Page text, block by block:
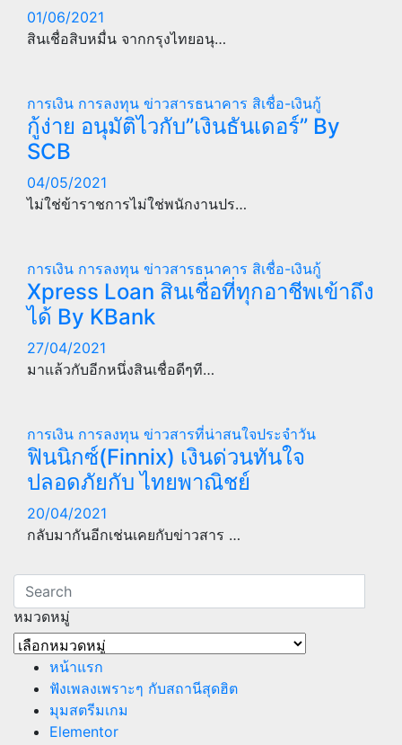
01/06/2021
สินเชื่อสิบหมื่น จากกรุงไทยอนุ…
การเงิน การลงทุน ข่าวสารธนาคาร สิเชื่อ-เงินกู้
กู้ง่าย อนุมัติไวกับ”เงินธันเดอร์” By
SCB
04/05/2021
ไม่ใช่ข้าราชการไม่ใช่พนักงานปร…
การเงิน การลงทุน ข่าวสารธนาคาร สิเชื่อ-เงินกู้
Xpress Loan สินเชื่อที่ทุกอาชีพเข้าถึง
ได้ By KBank
27/04/2021
มาแล้วกับอีกหนึ่งสินเชื่อดีๆที…
การเงิน การลงทุน ข่าวสารที่น่าสนใจประจำวัน
ฟินนิกซ์(Finnix) เงินด่วนทันใจ
ปลอดภัยกับ ไทยพาณิชย์
20/04/2021
กลับมากันอีกเช่นเคยกับข่าวสาร …
หมวดหมู่
หมวด
หน้าแรก
ฟังเพลงเพราะๆ กับสถานีสุดฮิต
มุมสตรีมเกม
Elementor